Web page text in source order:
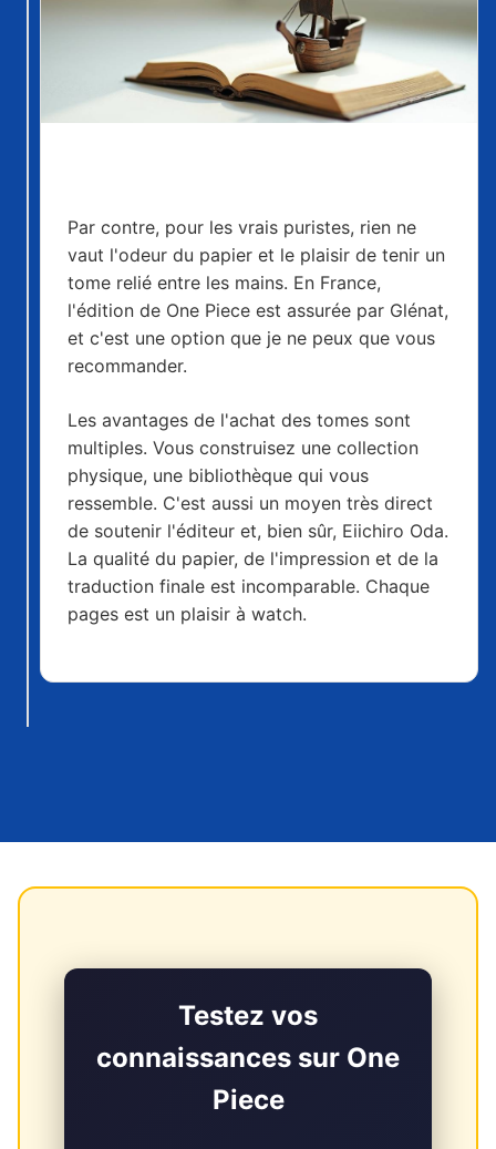
Par contre, pour les vrais puristes, rien ne
vaut l'odeur du papier et le plaisir de tenir un
tome relié entre les mains. En France,
l'édition de One Piece est assurée par Glénat,
et c'est une option que je ne peux que vous
recommander.
Les avantages de l'achat des tomes sont
multiples. Vous construisez une collection
physique, une bibliothèque qui vous
ressemble. C'est aussi un moyen très direct
de soutenir l'éditeur et, bien sûr, Eiichiro Oda.
La qualité du papier, de l'impression et de la
traduction finale est incomparable. Chaque
pages est un plaisir à watch.
Testez vos
connaissances sur One
Piece